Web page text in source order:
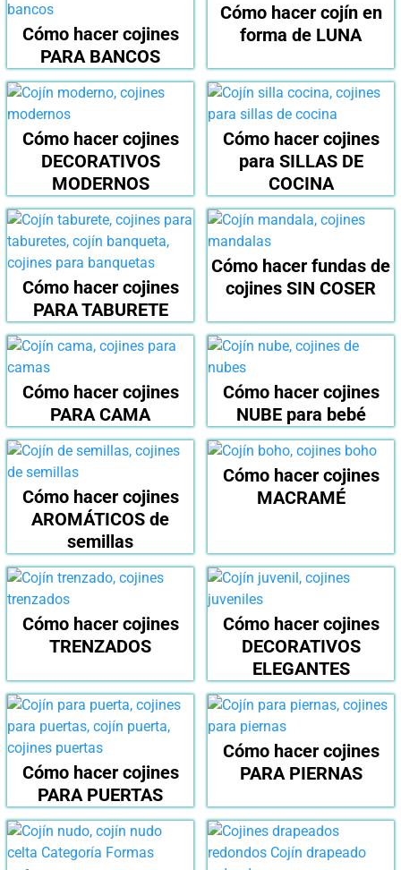
Cómo hacer cojines
PARA BANCOS
Cómo hacer cojín en
forma de LUNA
Cómo hacer cojines
DECORATIVOS
MODERNOS
Cómo hacer cojines
para SILLAS DE
COCINA
Cómo hacer cojines
PARA TABURETE
Cómo hacer fundas de
cojines SIN COSER
Cómo hacer cojines
PARA CAMA
Cómo hacer cojines
NUBE para bebé
Cómo hacer cojines
AROMÁTICOS de
semillas
Cómo hacer cojines
MACRAMÉ
Cómo hacer cojines
TRENZADOS
Cómo hacer cojines
DECORATIVOS
ELEGANTES
Cómo hacer cojines
PARA PUERTAS
Cómo hacer cojines
PARA PIERNAS